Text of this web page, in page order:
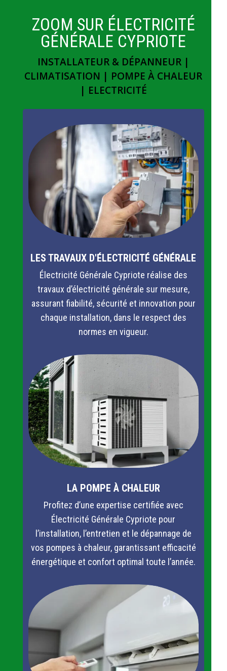
ZOOM SUR ÉLECTRICITÉ
GÉNÉRALE CYPRIOTE
INSTALLATEUR & DÉPANNEUR |
CLIMATISATION | POMPE À CHALEUR
| ELECTRICITÉ
LES TRAVAUX D'ÉLECTRICITÉ GÉNÉRALE
Électricité Générale Cypriote réalise des
travaux d’électricité générale sur mesure,
assurant fiabilité, sécurité et innovation pour
chaque installation, dans le respect des
normes en vigueur.
LA POMPE À CHALEUR
Profitez d’une expertise certifiée avec
Électricité Générale Cypriote pour
l’installation, l’entretien et le dépannage de
vos pompes à chaleur, garantissant efficacité
énergétique et confort optimal toute l’année.